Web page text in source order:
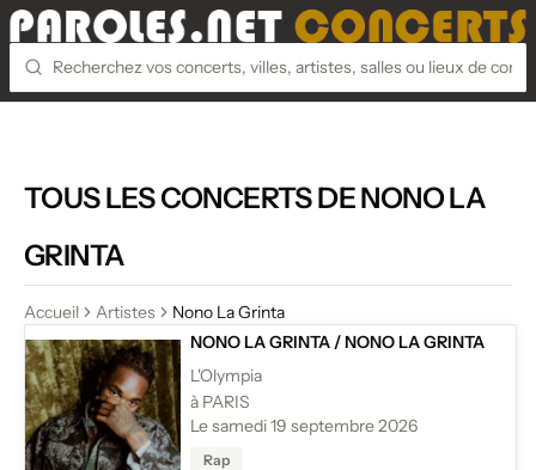
TOUS LES CONCERTS DE NONO LA
GRINTA
Accueil Artistes
Nono La Grinta
NONO LA GRINTA /NONO LA GRINTA
L'Olympia
à PARIS
Le samedi 19 septembre 2026
Rap